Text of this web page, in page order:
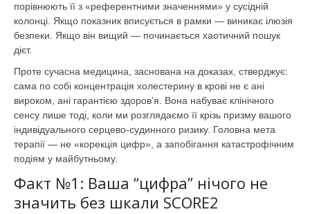
порівнюють її з «референтними значеннями» у сусідній
колонці. Якщо показник вписується в рамки — виникає ілюзія
безпеки. Якщо він вищий — починається хаотичний пошук
дієт.
Проте сучасна медицина, заснована на доказах, стверджує:
сама по собі концентрація холестерину в крові не є ані
вироком, ані гарантією здоров’я. Вона набуває клінічного
сенсу лише тоді, коли ми розглядаємо її крізь призму вашого
індивідуального серцево-судинного ризику. Головна мета
терапії — не «корекція цифр», а запобігання катастрофічним
подіям у майбутньому.
Факт №1: Ваша “цифра” нічого не
значить без шкали SCORE2